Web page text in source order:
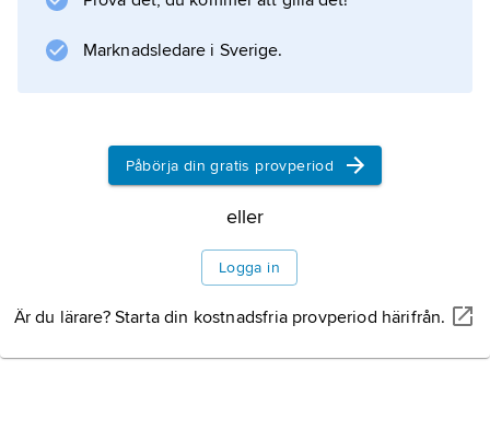
byggnadsverk kan också nämnas
Information om artikeln
Marknadsledare i Sverige.
Påbörja din gratis provperiod
eller
Logga in
Är du lärare? Starta din kostnadsfria provperiod härifrån.